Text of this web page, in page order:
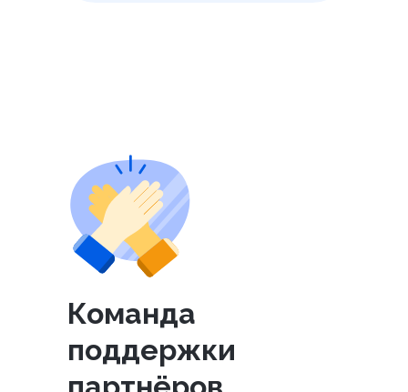
Команда
поддержки